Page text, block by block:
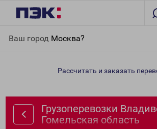
Ваш город Москва?
Гомельская область
Рассчитать и заказать
Грузоперевозки
Гомельская область